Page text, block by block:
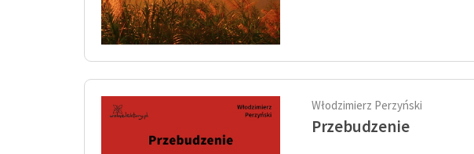
Włodzimierz Perzyński
Przebudzenie